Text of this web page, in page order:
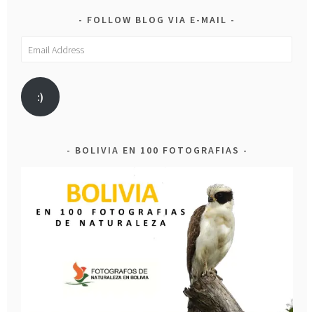
FOLLOW BLOG VIA E-MAIL
Email
:)
BOLIVIA EN 100 FOTOGRAFIAS